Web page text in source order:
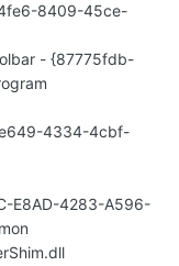
8409-45ce-
- {87775fdb-
4334-4cbf-
E8AD-4283-A596-